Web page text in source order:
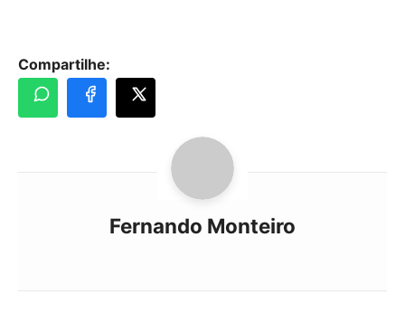
Compartilhe:
Fernando Monteiro